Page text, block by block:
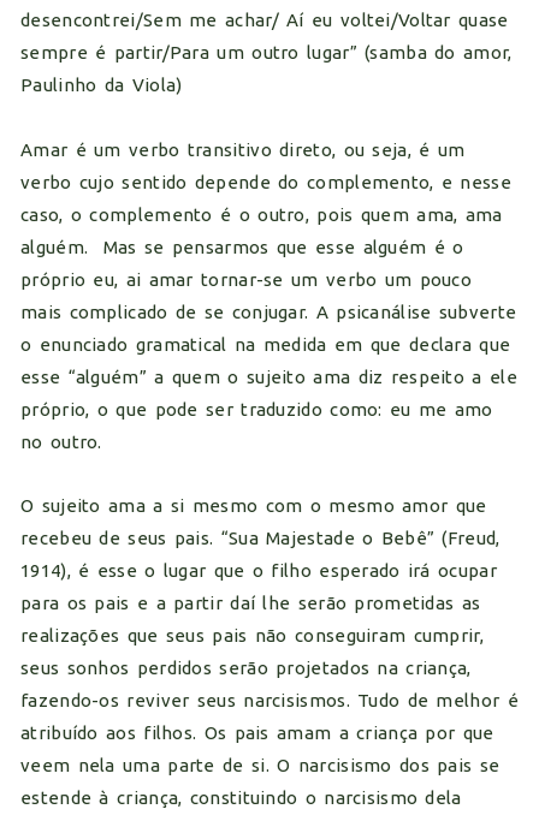
desencontrei/Sem me achar/ Aí eu voltei/Voltar quase
sempre é partir/Para um outro lugar” (samba do amor,
Paulinho da Viola)
Amar é um verbo transitivo direto, ou seja, é um
verbo cujo sentido depende do complemento, e nesse
caso, o complemento é o outro, pois quem ama, ama
alguém. Mas se pensarmos que esse alguém é o
próprio eu, ai amar tornar-se um verbo um pouco
mais complicado de se conjugar. A psicanálise subverte
o enunciado gramatical na medida em que declara que
esse “alguém” a quem o sujeito ama diz respeito a ele
próprio, o que pode ser traduzido como: eu me amo
no outro.
O sujeito ama a si mesmo com o mesmo amor que
recebeu de seus pais. “Sua Majestade o Bebê” (Freud,
1914), é esse o lugar que o filho esperado irá ocupar
para os pais e a partir daí lhe serão prometidas as
realizações que seus pais não conseguiram cumprir,
seus sonhos perdidos serão projetados na criança,
fazendo-os reviver seus narcisismos. Tudo de melhor é
atribuído aos filhos. Os pais amam a criança por que
veem nela uma parte de si. O narcisismo dos pais se
estende à criança, constituindo o narcisismo dela